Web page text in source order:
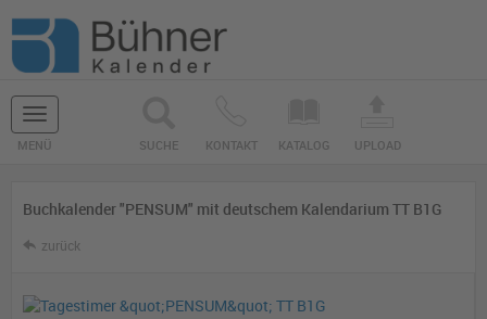
Navigation
MENÜ SUCHE KONTAKT KATALOG UPLOAD
Buchkalender "PENSUM" mit deutschem Kalendarium TT B1G
zurück